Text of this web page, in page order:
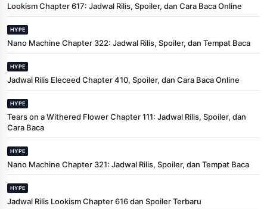
Lookism Chapter 617: Jadwal Rilis, Spoiler, dan Cara Baca Online
HYPE
Nano Machine Chapter 322: Jadwal Rilis, Spoiler, dan Tempat Baca
HYPE
Jadwal Rilis Eleceed Chapter 410, Spoiler, dan Cara Baca Online
HYPE
Tears on a Withered Flower Chapter 111: Jadwal Rilis, Spoiler, dan
Cara Baca
HYPE
Nano Machine Chapter 321: Jadwal Rilis, Spoiler, dan Tempat Baca
HYPE
Jadwal Rilis Lookism Chapter 616 dan Spoiler Terbaru